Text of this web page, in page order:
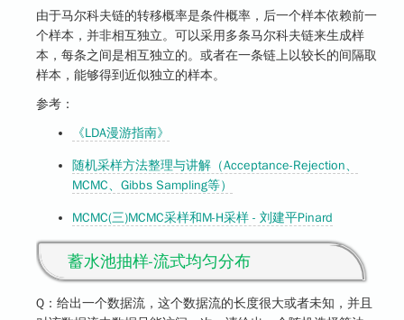
由于马尔科夫链的转移概率是条件概率，后一个样本依赖前一
个样本，并非相互独立。可以采用多条马尔科夫链来生成样
本，每条之间是相互独立的。或者在一条链上以较长的间隔取
样本，能够得到近似独立的样本。
参考：
《LDA漫游指南》
随机采样方法整理与讲解（Acceptance-Rejection、
MCMC、Gibbs Sampling等）
MCMC(三)MCMC采样和M-H采样 - 刘建平Pinard
蓄水池抽样-流式均匀分布
Q：给出一个数据流，这个数据流的长度很大或者未知，并且